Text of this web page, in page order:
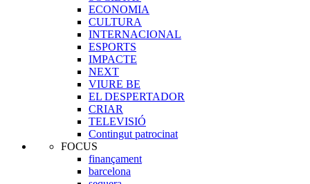
ECONOMIA
CULTURA
INTERNACIONAL
ESPORTS
IMPACTE
NEXT
VIURE BE
EL DESPERTADOR
CRIAR
TELEVISIÓ
Contingut patrocinat
FOCUS
finançament
barcelona